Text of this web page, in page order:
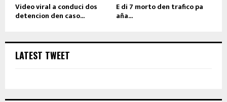
Video viral a conduci dos
detencion den caso...
E di 7 morto den trafico pa
aña...
LATEST TWEET